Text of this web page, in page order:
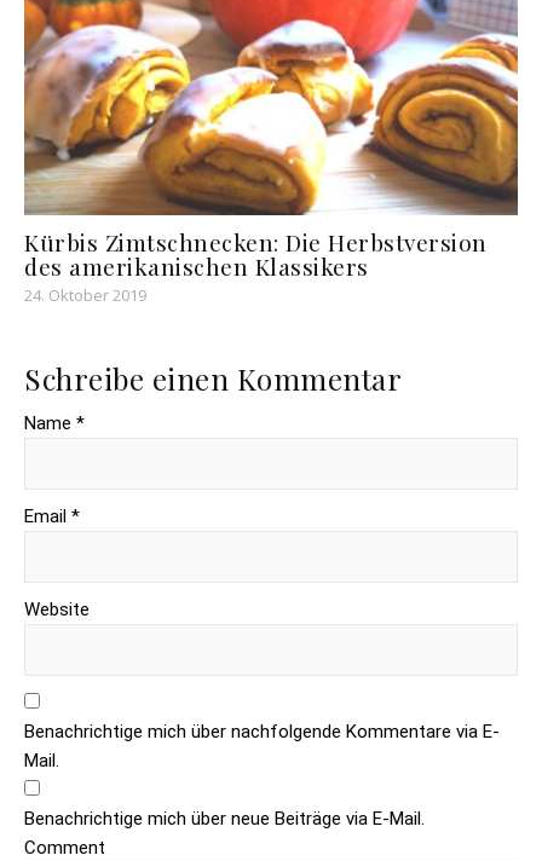
Kürbis Zimtschnecken: Die Herbstversion
des amerikanischen Klassikers
24. Oktober 2019
Schreibe einen Kommentar
Name *
Email *
Website
Benachrichtige mich über nachfolgende Kommentare via E-
Mail.
Benachrichtige mich über neue Beiträge via E-Mail.
Comment